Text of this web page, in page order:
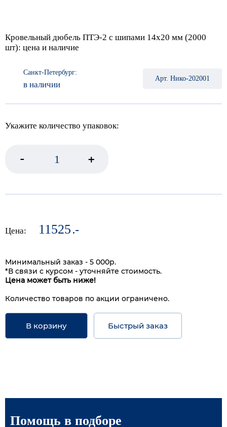
Кровельный дюбель ПТЭ-2 с шипами 14х20 мм (2000
шт): цена и наличие
Санкт-Петербург:
в наличии
Арт. Нико-202001
Укажите количество упаковок:
- +
Цена: 11525.-
Минимальный заказ - 5 000р.
*В связи с курсом - уточняйте стоимость.
Цена может быть ниже!
Количество товаров по акции ограничено.
В корзину Быстрый заказ
Помощь в подборе